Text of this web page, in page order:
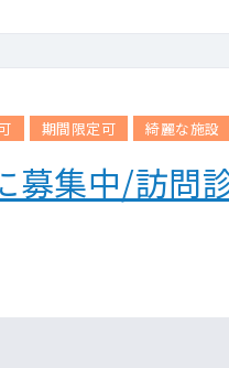
期間限定可 綺麗な施設
集中/訪問